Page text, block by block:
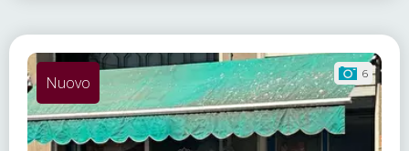
6
Nuovo